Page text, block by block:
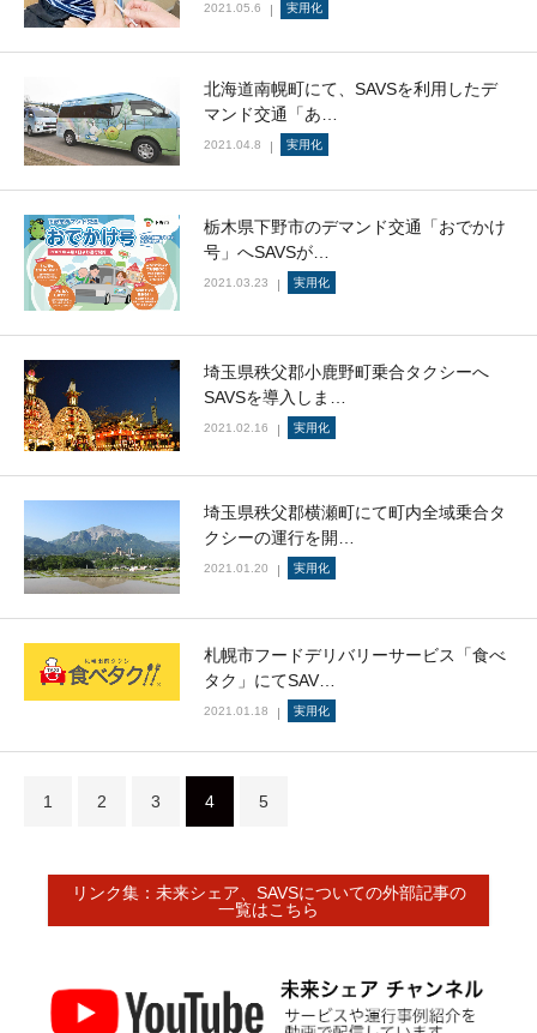
2021.05.6 実用化
北海道南幌町にて、SAVSを利用したデ
マンド交通「あ…
2021.04.8 実用化
栃木県下野市のデマンド交通「おでかけ
号」へSAVSが…
2021.03.23 実用化
埼玉県秩父郡小鹿野町乗合タクシーへ
SAVSを導入しま…
2021.02.16 実用化
埼玉県秩父郡横瀬町にて町内全域乗合タ
クシーの運行を開…
2021.01.20 実用化
札幌市フードデリバリーサービス「食べ
タク」にてSAV…
2021.01.18 実用化
1 2 3 4 5
リンク集：未来シェア、SAVSについての外部記事の
一覧はこちら